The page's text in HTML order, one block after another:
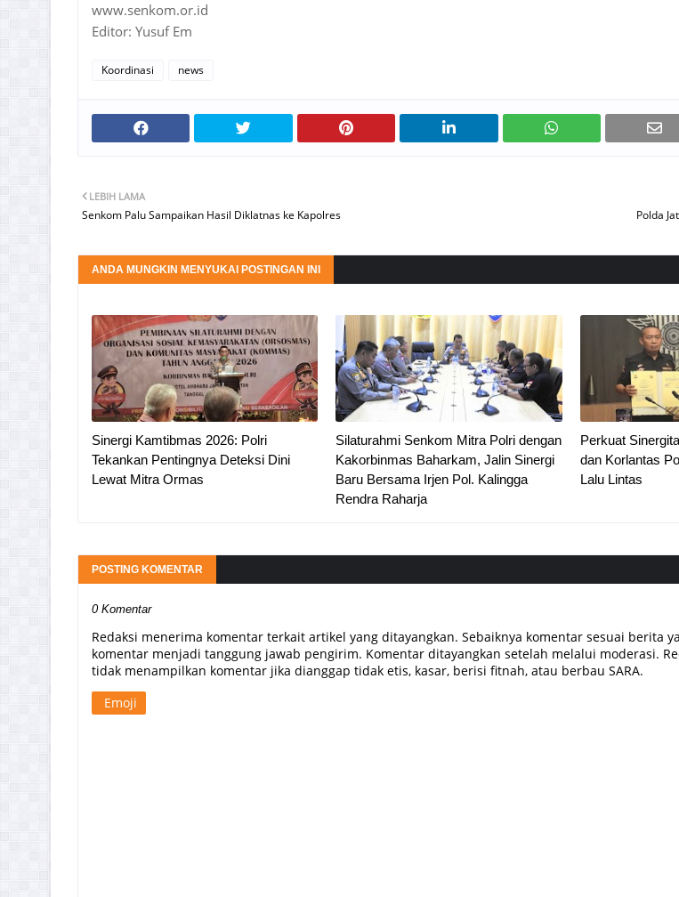
www.senkom.or.id
Editor: Yusuf Em
Koordinasi news
Polda
LEBIH LAMA
Senkom Palu Sampaikan Hasil Diklatnas ke Kapolres
ANDA MUNGKIN MENYUKAI POSTINGAN INI
Sinergi Kamtibmas 2026: Polri
Tekankan Pentingnya Deteksi Dini
Lewat Mitra Ormas
Silaturahmi Senkom Mitra Polri dengan
Kakorbinmas Baharkam, Jalin Sinergi
Baru Bersama Irjen Pol. Kalingga
Rendra Raharja
Perkuat
dan Korlantas
Lalu Lintas
POSTING KOMENTAR
0 Komentar
Redaksi menerima komentar terkait artikel yang ditayangkan. Sebaiknya komentar sesuai berita
komentar menjadi tanggung jawab pengirim. Komentar ditayangkan setelah melalui moderasi.
tidak menampilkan komentar jika dianggap tidak etis, kasar, berisi fitnah, atau berbau SARA.
Emoji